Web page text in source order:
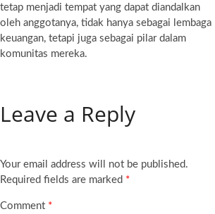
tetap menjadi tempat yang dapat diandalkan
oleh anggotanya, tidak hanya sebagai lembaga
keuangan, tetapi juga sebagai pilar dalam
komunitas mereka.
Leave a Reply
Your email address will not be published.
Required fields are marked *
Comment *